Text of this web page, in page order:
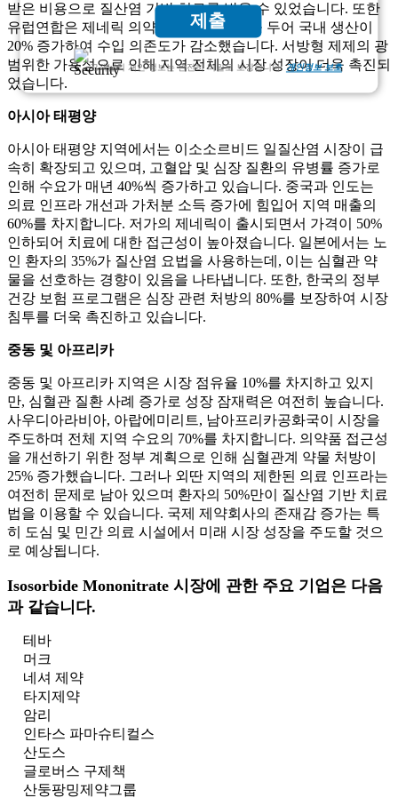
제출
고객님의 개인 정보는 완전히 비밀로 보장됩니다.개인정보 보호
받은 비용으로 질산염 기반 치료를 받을 수 있었습니다. 또한
유럽연합은 제네릭 의약품 제조에 중점을 두어 국내 생산이
20% 증가하여 수입 의존도가 감소했습니다. 서방형 제제의 광
범위한 가용성으로 인해 지역 전체의 시장 성장이 더욱 촉진되
었습니다.
아시아 태평양
아시아 태평양 지역에서는 이소소르비드 일질산염 시장이 급
속히 확장되고 있으며, 고혈압 및 심장 질환의 유병률 증가로
인해 수요가 매년 40%씩 증가하고 있습니다. 중국과 인도는
의료 인프라 개선과 가처분 소득 증가에 힘입어 지역 매출의
60%를 차지합니다. 저가의 제네릭이 출시되면서 가격이 50%
인하되어 치료에 대한 접근성이 높아졌습니다. 일본에서는 노
인 환자의 35%가 질산염 요법을 사용하는데, 이는 심혈관 약
물을 선호하는 경향이 있음을 나타냅니다. 또한, 한국의 정부
건강 보험 프로그램은 심장 관련 처방의 80%를 보장하여 시장
침투를 더욱 촉진하고 있습니다.
중동 및 아프리카
중동 및 아프리카 지역은 시장 점유율 10%를 차지하고 있지
만, 심혈관 질환 사례 증가로 성장 잠재력은 여전히 ​​높습니다.
사우디아라비아, 아랍에미리트, 남아프리카공화국이 시장을
주도하며 전체 지역 수요의 70%를 차지합니다. 의약품 접근성
을 개선하기 위한 정부 계획으로 인해 심혈관계 약물 처방이
25% 증가했습니다. 그러나 외딴 지역의 제한된 의료 인프라는
여전히 문제로 남아 있으며 환자의 50%만이 질산염 기반 치료
법을 이용할 수 있습니다. 국제 제약회사의 존재감 증가는 특
히 도심 및 민간 의료 시설에서 미래 시장 성장을 주도할 것으
로 예상됩니다.
Isosorbide Mononitrate 시장에 관한 주요 기업은 다음
과 같습니다.
테바
머크
네셔 제약
타지제약
암리
인타스 파마슈티컬스
산도스
글로버스 구제책
산둥팡밍제약그룹